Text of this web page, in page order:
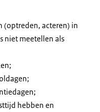
(optreden, acteren) in
niet meetellen als
hebben en